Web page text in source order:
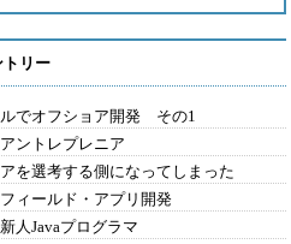
トリー
でオフショア開発 その1
ントレプレニア
を選考する側になってしまった
ィールド・アプリ開発
人Javaプログラマ